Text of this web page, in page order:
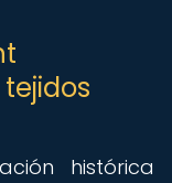
histórica